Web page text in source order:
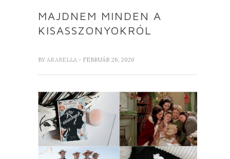
MAJDNEM MINDEN A
KISASSZONYOKRÓL
BY ARABELLA - FEBRUÁR 26, 2020